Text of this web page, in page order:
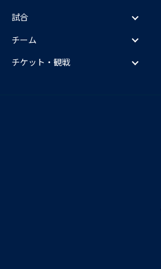
試合
チーム
チケット・観戦